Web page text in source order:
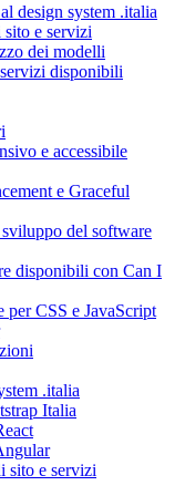
design system .italia
e servizi
dei modelli
disponibili
e accessibile
e Graceful
del software
disponibili con Can I
per CSS e JavaScript
.italia
Italia
sito e servizi